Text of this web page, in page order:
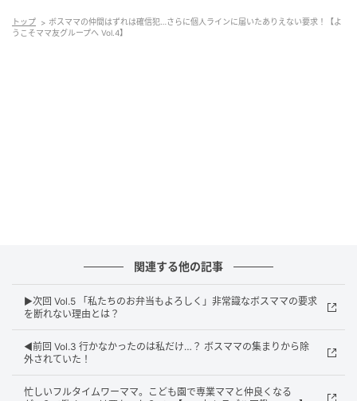
トップ
ボスママの仲間はずれは確信犯…さらに個人ラインに届いたありえない要求！【よ
うこそママ友グループへ Vol.4】
関連する他の記事
▶︎次回 Vol.5 「私たちのお弁当もよろしく」非常識なボスママの要求
を断れない理由とは？
◀︎前回 Vol.3 行かなかったのは私だけ…？ ボスママの集まりから除
外されていた！
忙しいフルタイムワーママ。こども園で専業ママと仲良くなる